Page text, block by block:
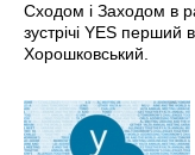
Сходом і Заходом в
зустрічі YES перший
Хорошковський.